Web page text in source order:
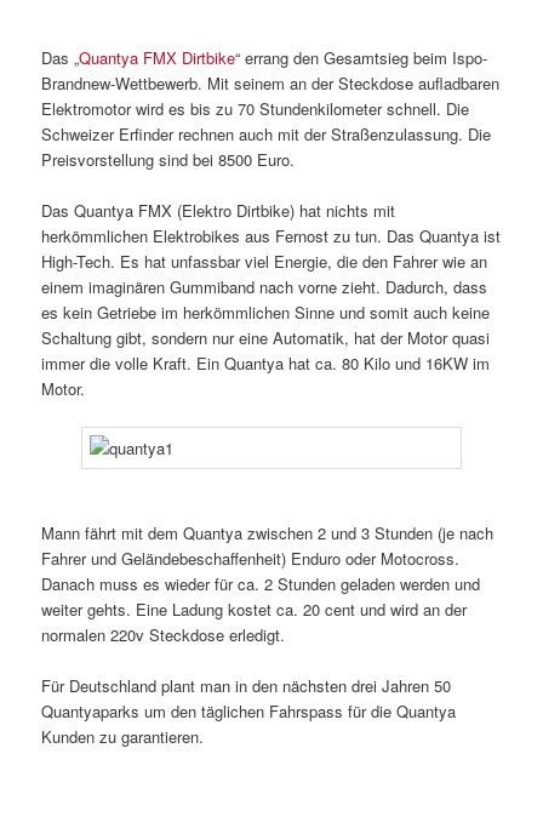
Das „Quantya FMX Dirtbike“ errang den Gesamtsieg beim Ispo-
Brandnew-Wettbewerb. Mit seinem an der Steckdose aufladbaren
Elektromotor wird es bis zu 70 Stundenkilometer schnell. Die
Schweizer Erfinder rechnen auch mit der Straßenzulassung. Die
Preisvorstellung sind bei 8500 Euro.
Das Quantya FMX (Elektro Dirtbike) hat nichts mit
herkömmlichen Elektrobikes aus Fernost zu tun. Das Quantya ist
High-Tech. Es hat unfassbar viel Energie, die den Fahrer wie an
einem imaginären Gummiband nach vorne zieht. Dadurch, dass
es kein Getriebe im herkömmlichen Sinne und somit auch keine
Schaltung gibt, sondern nur eine Automatik, hat der Motor quasi
immer die volle Kraft. Ein Quantya hat ca. 80 Kilo und 16KW im
Motor.
Mann fährt mit dem Quantya zwischen 2 und 3 Stunden (je nach
Fahrer und Geländebeschaffenheit) Enduro oder Motocross.
Danach muss es wieder für ca. 2 Stunden geladen werden und
weiter gehts. Eine Ladung kostet ca. 20 cent und wird an der
normalen 220v Steckdose erledigt.
Für Deutschland plant man in den nächsten drei Jahren 50
Quantyaparks um den täglichen Fahrspass für die Quantya
Kunden zu garantieren.